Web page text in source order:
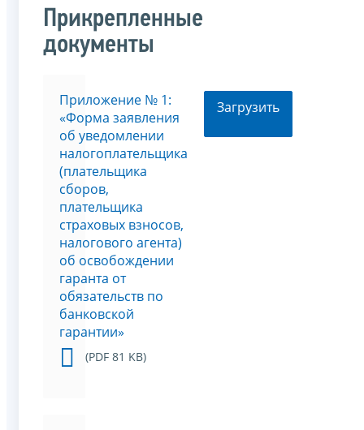
Прикрепленные
документы
Приложение № 1:
«Форма заявления
об уведомлении
налогоплательщика
(плательщика
сборов,
плательщика
страховых взносов,
налогового агента)
об освобождении
гаранта от
обязательств по
банковской
гарантии»
(PDF 81 KB)
Загрузить